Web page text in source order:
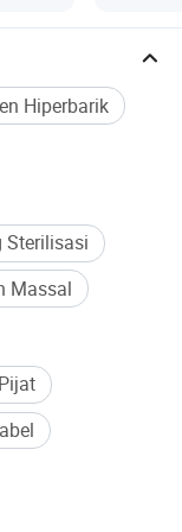
Hiperbarik
Sterilisasi
Massal